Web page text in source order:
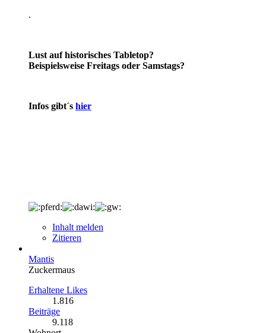
.
Lust auf historisches Tabletop?
Beispielsweise Freitags oder Samstags?
Infos gibt´s hier
Inhalt melden
Zitieren
Mantis
Zuckermaus
Erhaltene Likes
1.816
Beiträge
9.118